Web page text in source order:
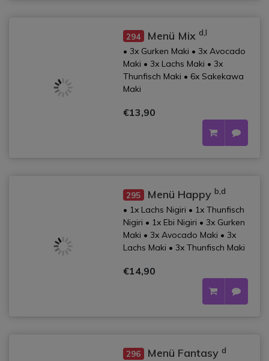
294 Menü Mix d,l
• 3x Gurken Maki • 3x Avocado
Maki • 3x Lachs Maki • 3x
Thunfisch Maki • 6x Sakekawa
Maki
€13,90
295 Menü Happy b,d
• 1x Lachs Nigiri • 1x Thunfisch
Nigiri • 1x Ebi Nigiri • 3x Gurken
Maki • 3x Avocado Maki • 3x
Lachs Maki • 3x Thunfisch Maki
€14,90
296 Menü Fantasy d